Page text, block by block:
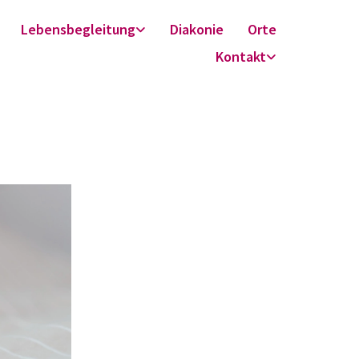
Lebensbegleitung Diakonie
Orte
Kontakt